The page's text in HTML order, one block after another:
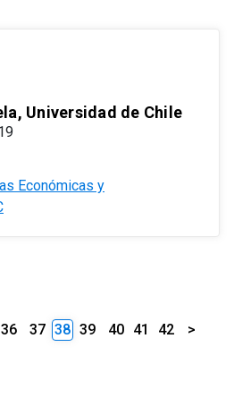
Universidad de Chile
Económicas y
36 37 38 39 40 41 42 >